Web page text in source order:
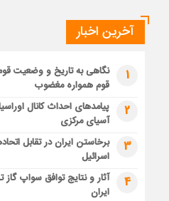
آخرین اخبار
1
نگاهی به تاریخ و وضعیت
قوم همواره مغضوب
2
پیامدهای احداث کانال
آسیای مرکزی
3
برخاستن ایران در تقابل
اسرائیل
4
آثار و نتایج توافق سواپ گاز
ایران